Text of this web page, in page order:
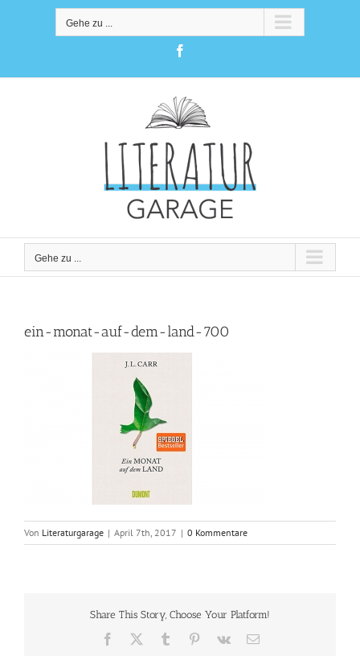
Gehe zu ...
Gehe zu ...
ein-monat-auf-dem-land-700
Von Literaturgarage | April 7th, 2017 | 0 Kommentare
Share This Story, Choose Your Platform!
Facebook Tumblr Pinterest
Vk
E-